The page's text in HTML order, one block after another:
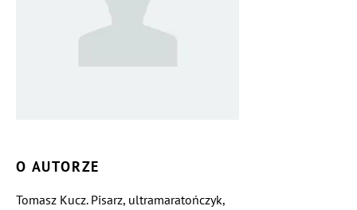
O AUTORZE
Tomasz Kucz. Pisarz, ultramaratończyk,